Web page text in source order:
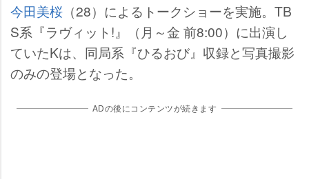
今田美桜 （28）によるトークショーを実施。TB
S系『ラヴィット!』（月～金 前8:00）に出演し
ていたKは、同局系『ひるおび』収録と写真撮影
のみの登場となった。
ADの後にコンテンツが続きます